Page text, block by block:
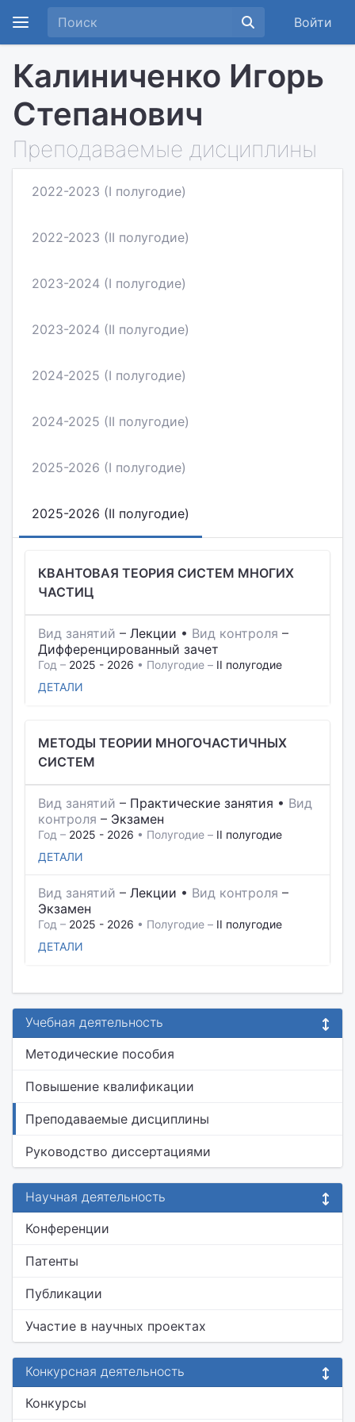
Войти
Калиниченко Игорь
Степанович
Преподаваемые дисциплины
2022-2023 (I полугодие)
2022-2023 (II полугодие)
2023-2024 (I полугодие)
2023-2024 (II полугодие)
2024-2025 (I полугодие)
2024-2025 (II полугодие)
2025-2026 (I полугодие)
2025-2026 (II полугодие)
КВАНТОВАЯ ТЕОРИЯ СИСТЕМ МНОГИХ
ЧАСТИЦ
Вид занятий – Лекции • Вид контроля –
Дифференцированный зачет
Год – 2025 - 2026 • Полугодие – II полугодие
ДЕТАЛИ
МЕТОДЫ ТЕОРИИ МНОГОЧАСТИЧНЫХ
СИСТЕМ
Вид занятий – Практические занятия • Вид
контроля – Экзамен
Год – 2025 - 2026 • Полугодие – II полугодие
ДЕТАЛИ
Вид занятий – Лекции • Вид контроля –
Экзамен
Год – 2025 - 2026 • Полугодие – II полугодие
ДЕТАЛИ
Учебная деятельность
Методические пособия
Повышение квалификации
Преподаваемые дисциплины
Руководство диссертациями
Научная деятельность
Конференции
Патенты
Публикации
Участие в научных проектах
Конкурсная деятельность
Конкурсы